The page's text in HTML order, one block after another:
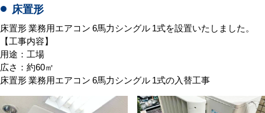
床置形
床置形 業務用エアコン 6馬力シングル 1式を設置いたしました。
【工事内容】
用途：工場
広さ：約60㎡
床置形 業務用エアコン 6馬力シングル 1式の入替工事